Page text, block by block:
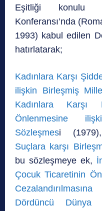
Eşitliği konulu
Konferansı’nda
1993) kabul edilen
hatırlatarak;
Kadınlara Karşı
ilişkin Birleşmiş
Kadınlara Karşı
Önlenmesine
Sözleşmesi
Suçlara karşı
bu sözleşmeye ek,
Çocuk Ticaretinin
Dördüncü Dünya